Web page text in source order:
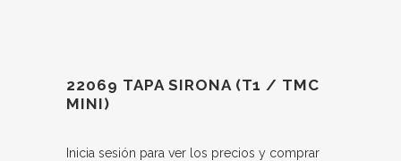
22069 TAPA SIRONA (T1 / TMC
MINI)
Inicia sesión para ver los precios y comprar